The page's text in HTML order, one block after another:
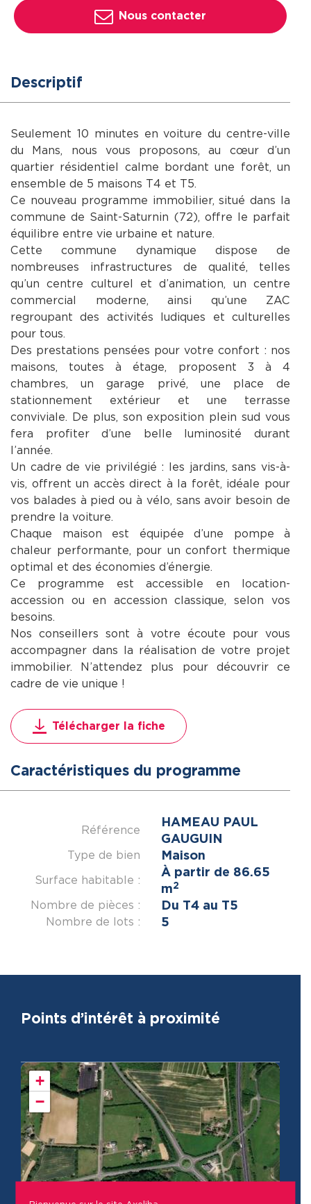
Nous contacter
Descriptif
Seulement 10 minutes en voiture du centre-ville
du Mans, nous vous proposons, au cœur d’un
quartier résidentiel calme bordant une forêt, un
ensemble de 5 maisons T4 et T5.
Ce nouveau programme immobilier, situé dans la
commune de Saint-Saturnin (72), offre le parfait
équilibre entre vie urbaine et nature.
Cette commune dynamique dispose de
nombreuses infrastructures de qualité, telles
qu’un centre culturel et d’animation, un centre
commercial moderne, ainsi qu’une ZAC
regroupant des activités ludiques et culturelles
pour tous.
Des prestations pensées pour votre confort : nos
maisons, toutes à étage, proposent 3 à 4
chambres, un garage privé, une place de
stationnement extérieur et une terrasse
conviviale. De plus, son exposition plein sud vous
fera profiter d’une belle luminosité durant
l’année.
Un cadre de vie privilégié : les jardins, sans vis-à-
vis, offrent un accès direct à la forêt, idéale pour
vos balades à pied ou à vélo, sans avoir besoin de
prendre la voiture.
Chaque maison est équipée d’une pompe à
chaleur performante, pour un confort thermique
optimal et des économies d’énergie.
Ce programme est accessible en location-
accession ou en accession classique, selon vos
besoins.
Nos conseillers sont à votre écoute pour vous
accompagner dans la réalisation de votre projet
immobilier. N’attendez plus pour découvrir ce
cadre de vie unique !
Télécharger la fiche
Caractéristiques du programme
Référence
HAMEAU PAUL
GAUGUIN
Type de bien Maison
Surface habitable :
À partir de 86.65
m2
Nombre de pièces : Du T4 au T5
Nombre de lots : 5
Points d’intérêt à proximité
+
−